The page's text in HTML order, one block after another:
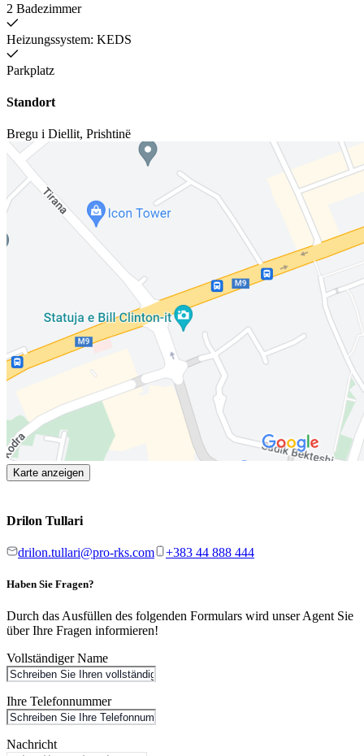
2 Badezimmer
Heizungssystem: KEDS
Parkplatz
Standort
Bregu i Diellit, Prishtinë
Karte anzeigen
Drilon Tullari
drilon.tullari@pro-rks.com +383 44 888 444
Haben Sie Fragen?
Durch das Ausfüllen des folgenden Formulars wird unser Agent Sie
über Ihre Fragen informieren!
Vollständiger Name
Ihre Telefonnummer
Nachricht